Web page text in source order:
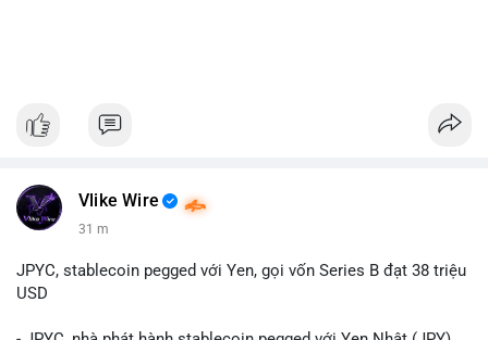
Vlike Wire
31 m
JPYC, stablecoin pegged với Yen, gọi vốn Series B đạt 38 triệu
USD